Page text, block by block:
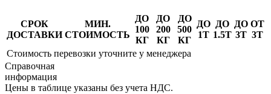
СРОК
ДОСТАВКИ
МИН.
СТОИМОСТЬ
ДО
100
КГ
ДО
200
КГ
ДО
500
КГ
ДО
1Т
ДО
1.5Т
ДО
3Т
ОТ
3Т
Стоимость перевозки уточните у менеджера
Справочная
информация
Цены в таблице указаны без учета НДС.